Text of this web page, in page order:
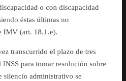
o con discapacidad
éstas últimas no
IMV (art. 18.1.e).
transcurrido el plazo de tres
INSS para tomar resolución sobre
silencio administrativo se